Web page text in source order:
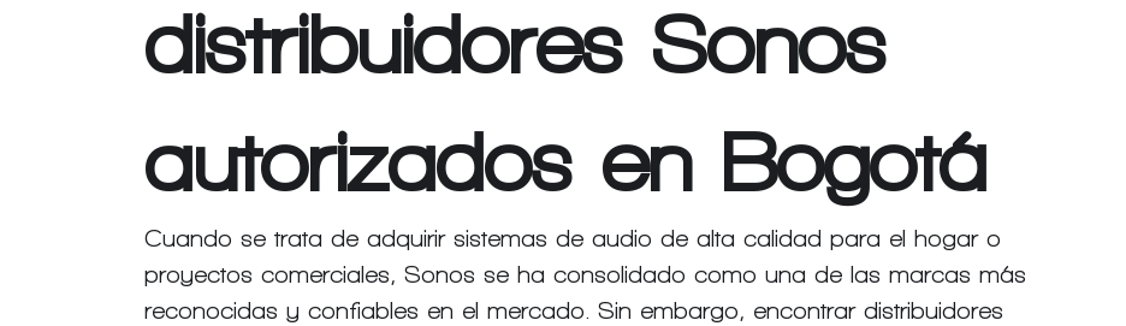
distribuidores Sonos
autorizados en Bogotá
Cuando se trata de adquirir sistemas de audio de alta calidad para el hogar o
proyectos comerciales, Sonos se ha consolidado como una de las marcas más
reconocidas y confiables en el mercado. Sin embargo, encontrar distribuidores